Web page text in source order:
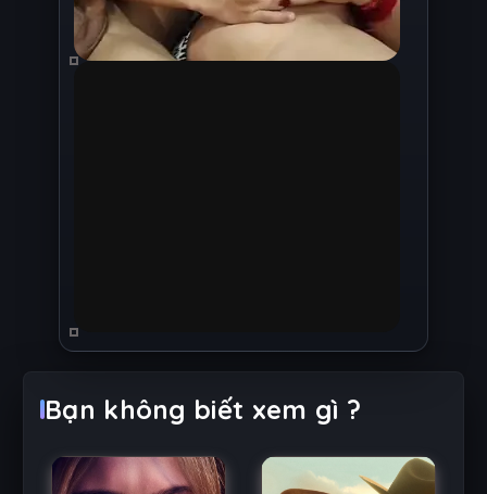
Bạn không biết xem gì ?